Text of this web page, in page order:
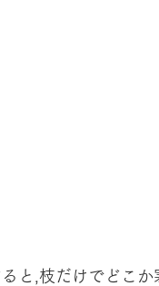
と,枝だけでどこ